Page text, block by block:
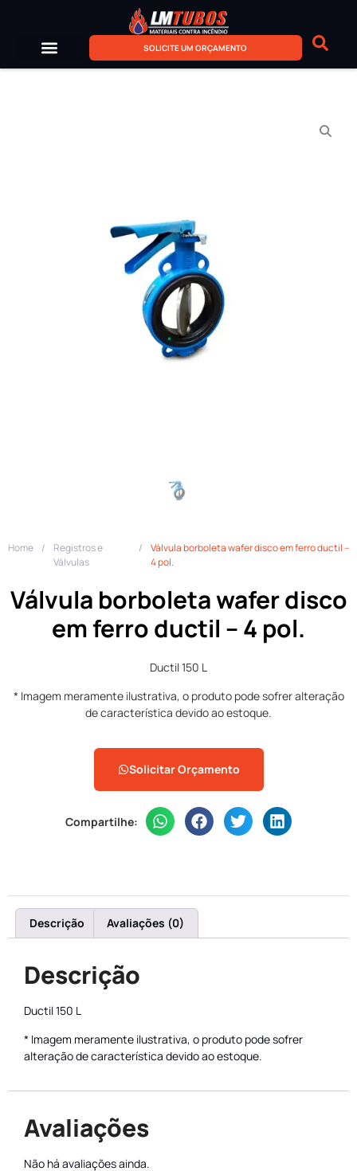
SOLICITE UM ORÇAMENTO
Home /
Registros e
Válvulas
/
Válvula borboleta wafer disco em ferro ductil –
4 pol.
Válvula borboleta wafer disco
em ferro ductil – 4 pol.
Ductil 150 L
* Imagem meramente ilustrativa, o produto pode sofrer alteração
de característica devido ao estoque.
Solicitar Orçamento
Compartilhe:
Descrição Avaliações (0)
Descrição
Ductil 150 L
* Imagem meramente ilustrativa, o produto pode sofrer
alteração de característica devido ao estoque.
Avaliações
Não há avaliações ainda.